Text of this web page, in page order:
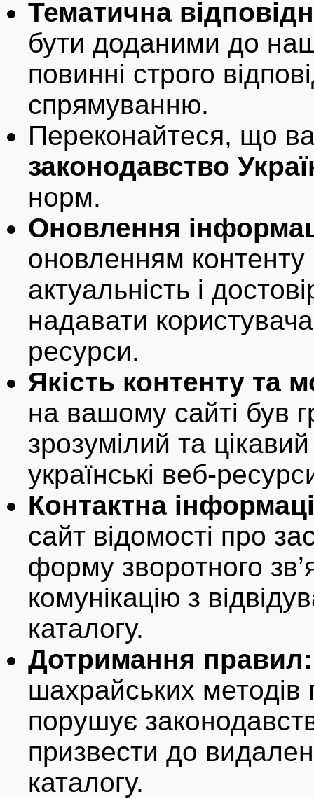
Тематична
бути доданими до
повинні строго
спрямуванню.
Переконайтеся, що
законодавство
норм.
Оновлення
оновленням контенту
актуальність і
надавати
ресурси.
Якість контенту та
на вашому сайті був
зрозумілий та
українські веб-
Контактна
сайт відомості про
форму зворотного
комунікацію з
каталогу.
Дотримання правил:
шахрайських
порушує
призвести до
каталогу.